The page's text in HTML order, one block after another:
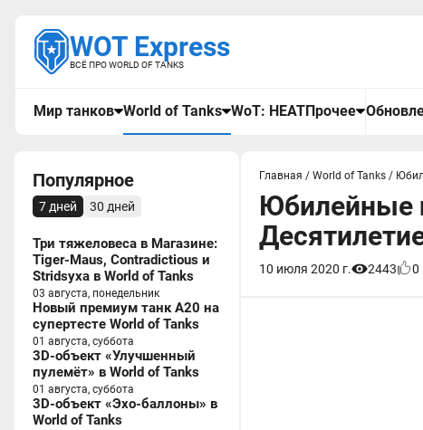
WOT Express
ВСЁ ПРО WORLD OF TANKS
Мир танков World of Tanks WoT: HEATПрочее
Популярное
7 дней 30 дней
Три тяжеловеса в Магазине:
Tiger-Maus, Contradictious и
Stridsyxa в World of Tanks
03 августа, понедельник
Новый премиум танк A20 на
супертесте World of Tanks
01 августа, суббота
3D-объект «Улучшенный
пулемёт» в World of Tanks
01 августа, суббота
3D-объект «Эхо-баллоны» в
World of Tanks
Главная / World of Tanks /
Юбилейные
10 июля 2020 г. 2443 0